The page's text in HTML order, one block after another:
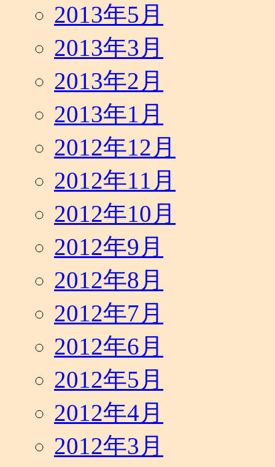
2013年5月
2013年3月
2013年2月
2013年1月
2012年12月
2012年11月
2012年10月
2012年9月
2012年8月
2012年7月
2012年6月
2012年5月
2012年4月
2012年3月